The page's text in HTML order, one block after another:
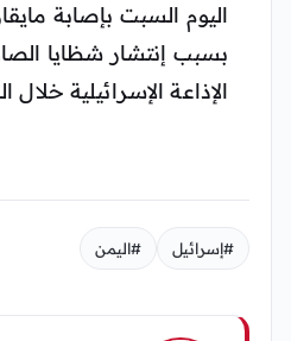
بسبب إنتشار شظايا
الإذاعة الإسرائيلية
#إسرائيل #اليمن